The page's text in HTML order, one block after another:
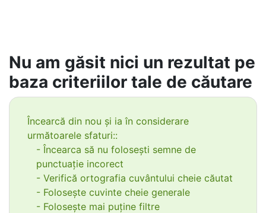
Nu am găsit nici un rezultat pe
baza criteriilor tale de căutare
Încearcă din nou și ia în considerare
următoarele sfaturi::
- Încearca să nu folosești semne de
punctuație incorect
- Verifică ortografia cuvântului cheie căutat
- Folosește cuvinte cheie generale
- Folosește mai puține filtre